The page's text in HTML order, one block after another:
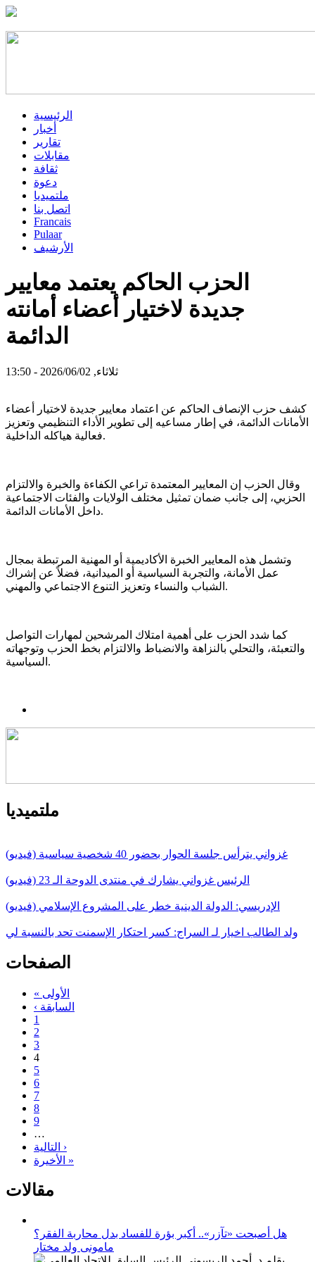
الرئيسية
أخبار
تقارير
مقابلات
ثقافة
دعوة
ملتميديا
اتصل بنا
Francais
Pulaar
الأرشيف
الحزب الحاكم يعتمد معايير
جديدة لاختيار أعضاء أمانته
الدائمة
ثلاثاء, 2026/06/02 - 13:50
كشف حزب الإنصاف الحاكم عن اعتماد معايير جديدة لاختيار أعضاء
الأمانات الدائمة، في إطار مساعيه إلى تطوير الأداء التنظيمي وتعزيز
فعالية هياكله الداخلية.
وقال الحزب إن المعايير المعتمدة تراعي الكفاءة والخبرة والالتزام
الحزبي، إلى جانب ضمان تمثيل مختلف الولايات والفئات الاجتماعية
داخل الأمانات الدائمة.
وتشمل هذه المعايير الخبرة الأكاديمية أو المهنية المرتبطة بمجال
عمل الأمانة، والتجربة السياسية أو الميدانية، فضلاً عن إشراك
الشباب والنساء وتعزيز التنوع الاجتماعي والمهني.
كما شدد الحزب على أهمية امتلاك المرشحين لمهارات التواصل
والتعبئة، والتحلي بالنزاهة والانضباط والالتزام بخط الحزب وتوجهاته
السياسية.
ملتميديا
غزواني يترأس جلسة الحوار بحضور 40 شخصية سياسية (فيديو)
الرئيس غزواني يشارك في منتدى الدوحة الـ 23 (فيديو)
الإدريسي: الدولة الدينية خطر على المشروع الإسلامي (فيديو)
ولد الطالب اخيار لـ السراج: كسر احتكار الإسمنت تحد بالنسبة لي
الصفحات
« الأولى
‹ السابقة
1
2
3
4
5
6
7
8
9
…
التالية ›
الأخيرة »
مقالات
هل أصبحت «تآزر».. أكبر بؤرة للفساد بدل محاربة الفقر؟
مامونى ولد مختار